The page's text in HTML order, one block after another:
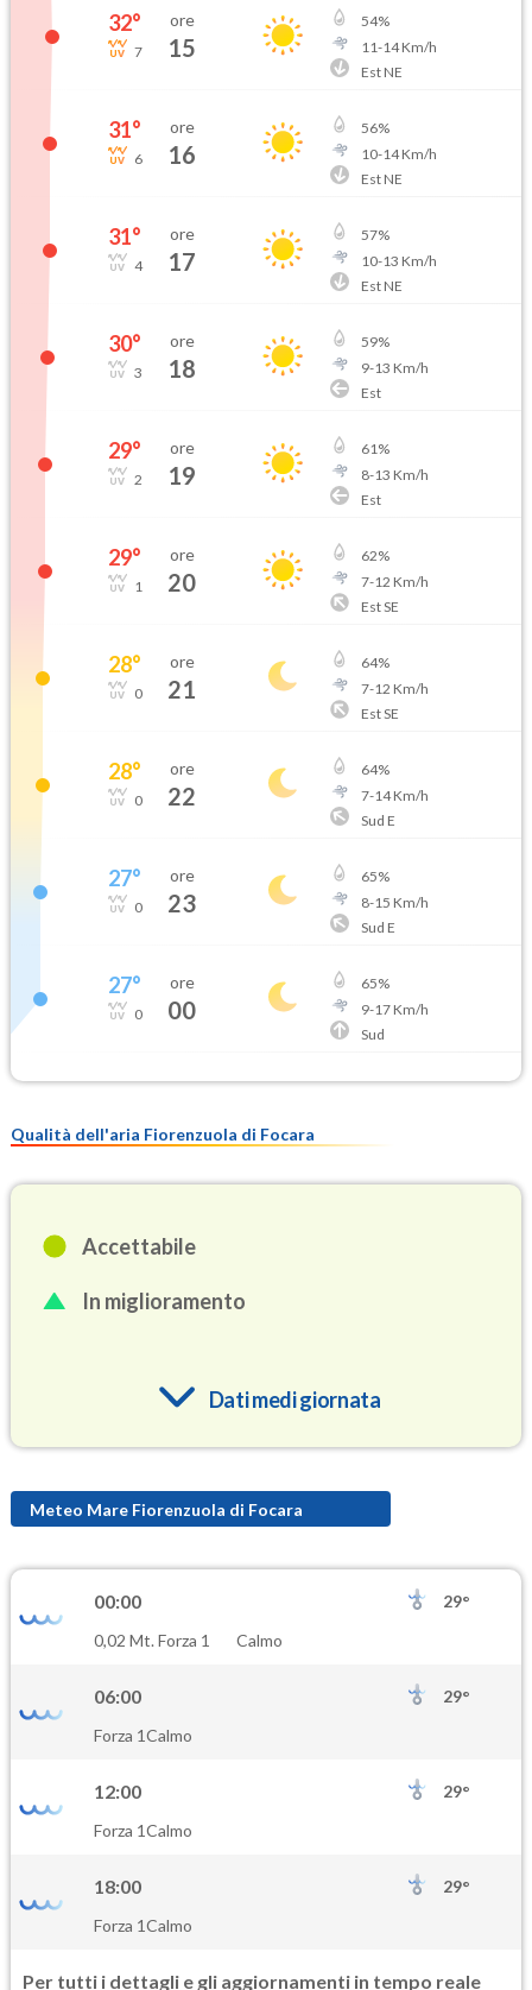
32°
7
ore
15
54%
11-14Km/h
Est NE
31°
6
ore
16
56%
10-14Km/h
Est NE
31°
4
ore
17
57%
10-13 Km/h
Est NE
30°
3
ore
18
59%
9-13 Km/h
Est
29°
2
ore
19
61%
8-13 Km/h
Est
29°
1
ore
20
62%
7-12 Km/h
Est SE
28°
0
ore
21
64%
7-12 Km/h
Est SE
28°
0
ore
22
64%
7-14Km/h
Sud E
27°
0
ore
23
65%
8-15 Km/h
Sud E
27°
0
ore
00
65%
9-17Km/h
Sud
Qualità dell'aria Fiorenzuola di Focara
Accettabile
In miglioramento
Dati medi giornata
(Ozono)
(Diossido di azoto)
PM10
PM25
Meteo Mare Fiorenzuola di Focara
00:00
29°
0,02 Mt. Forza 1
Calmo
06:00
29°
Forza 1Calmo
12:00
29°
Forza 1Calmo
18:00
29°
Forza 1Calmo
Per tutti i dettagli e gli aggiornamenti in tempo reale